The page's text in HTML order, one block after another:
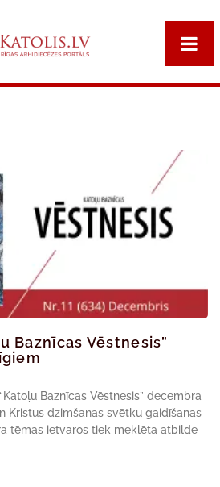
Baznīcas Vēstnesis”
Baznīcas Vēstnesis” decembra
Kristus dzimšanas svētku gaidīšanas
tēmas ietvaros tiek meklēta atbilde